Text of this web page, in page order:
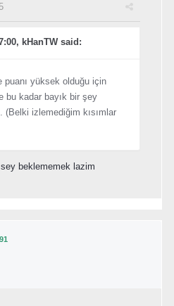
kHanTW said:
puanı yüksek olduğu için
bu kadar bayık bir şey
(Belki izlemediğim kısımlar
beklememek lazim